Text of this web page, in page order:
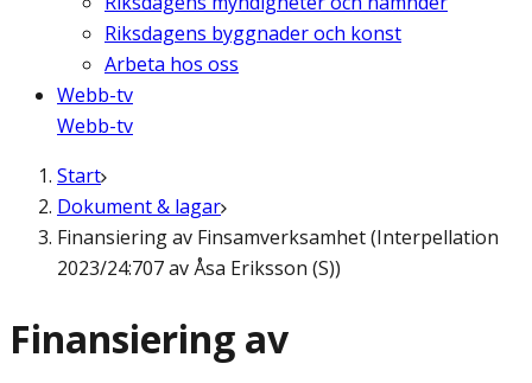
Riksdagens byggnader och konst
Arbeta hos oss
Webb-tv
Webb-tv
Start
Dokument & lagar
Finansiering av Finsamverksamhet (Interpellation
2023/24:707 av Åsa Eriksson (S))
Finansiering av